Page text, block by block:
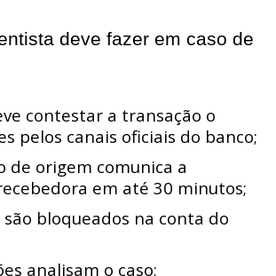
deve fazer em caso de
contestar a transação o
pelos canais oficiais do banco;
de origem comunica a
em até 30 minutos;
são bloqueados na conta do
analisam o caso;